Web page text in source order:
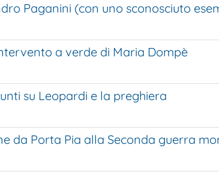
Paganini (con uno sconosciuto
a verde di Maria Dompè
su Leopardi e la preghiera
da Porta Pia alla Seconda guerra